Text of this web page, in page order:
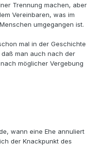
Trennung machen, aber
Vereinbaren, was im
umgegangen ist.
mal in der Geschichte
man auch nach der
möglicher Vergebung
wann eine Ehe annuliert
der Knackpunkt des